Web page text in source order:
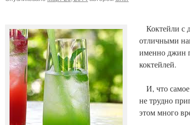
Коктейли с
отличными
именно джин
коктейлей.
И, что
не трудно
этом много